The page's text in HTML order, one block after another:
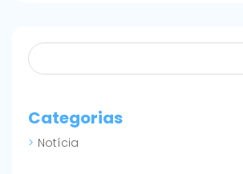
Categorias
Notícia